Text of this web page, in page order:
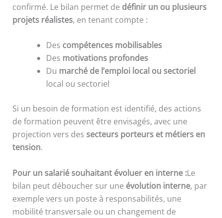
confirmé. Le bilan permet de définir un ou plusieurs
projets réalistes, en tenant compte :
Des compétences mobilisables
Des motivations profondes
Du marché de l’emploi local ou sectoriel
local ou sectoriel
Si un besoin de formation est identifié, des actions
de formation peuvent être envisagés, avec une
projection vers des secteurs porteurs et métiers en
tension.
Pour un salarié souhaitant évoluer en interne :Le
bilan peut déboucher sur une évolution interne, par
exemple vers un poste à responsabilités, une
mobilité transversale ou un changement de